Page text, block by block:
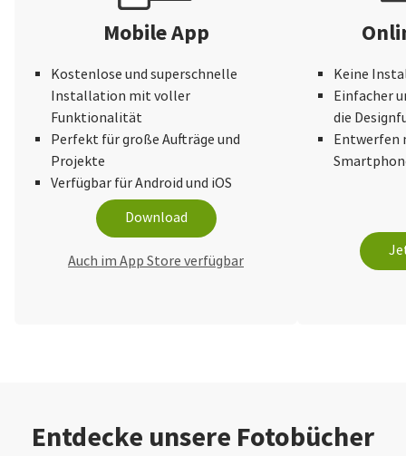
Mobile App
Kostenlose und superschnelle
Installation mit voller
Funktionalität
Perfekt für große Aufträge und
Projekte
Verfügbar für Android und iOS
Download
Auch im App Store verfügbar
Keine
Einfacher
die
Entwerfen
Entdecke unsere Fotobücher